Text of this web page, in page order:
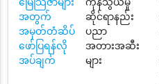
မြေသြဇာများ
အတွက်
အမှတ်တံဆိပ်
ဖော်ပြရန်လို
အပ်ချက်
ကုန်သွယ်မှု
ဆိုင်ရာနည်း
ပညာ
အတားအဆီး
များ